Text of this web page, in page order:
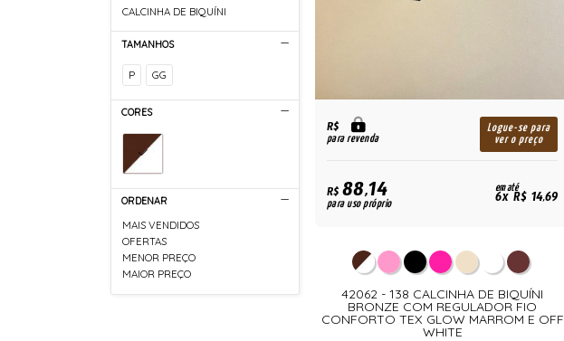
CALCINHA DE BIQUÍNI
TAMANHOS
P GG
CORES
ORDENAR
MAIS VENDIDOS
OFERTAS
MENOR PREÇO
MAIOR PREÇO
R$
para revenda
Logue-se para
ver o preço
R$88,14
para uso próprio
em até
6x R$ 14,69
42062 - 138 CALCINHA DE BIQUÍNI
BRONZE COM REGULADOR FIO
CONFORTO TEX GLOW MARROM E OFF
WHITE